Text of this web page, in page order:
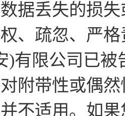
据丢失的损
、疏忽、严
)有限公司已
附带性或偶
不适用。如